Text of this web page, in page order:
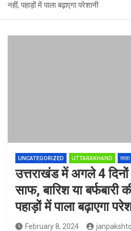
नहीं, पहाड़ों में पाला बढ़ाएगा परेशानी
UNCATEGORIZED UTTARAKHAND
उत्तराखंड में अगले 4
साफ, बारिश या बर्फबारी
पहाड़ों में पाला बढ़ाएगा
February 8, 2024